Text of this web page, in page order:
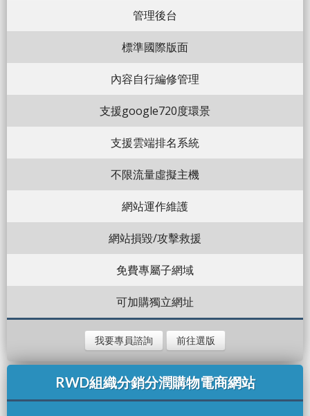
管理後台
標準國際版面
內容自行編修管理
支援google720度環景
支援雲端排名系統
不限流量虛擬主機
網站運作維護
網站損毀/攻擊救援
免費專屬子網域
可加購獨立網址
我要專員諮詢 前往選版
RWD組織分銷分潤購物電商網站